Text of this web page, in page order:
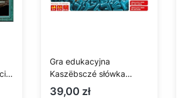
Gra edukacyjna
Kaszëbsczé słówka
(Kaszubskie słówka)
Cena
39,00 zł